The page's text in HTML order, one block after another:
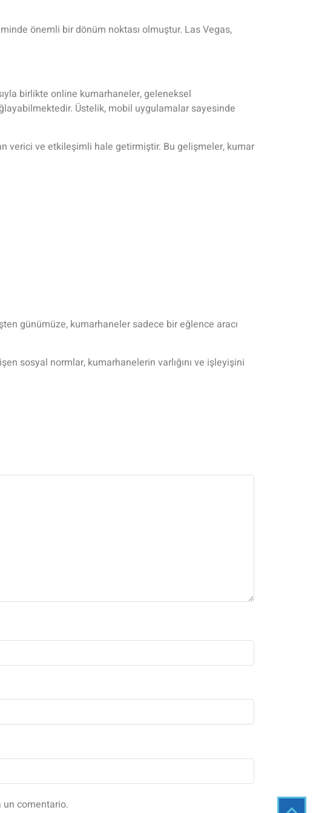
önemli bir dönüm noktası olmuştur. Las Vegas,
birlikte online kumarhaneler, geleneksel
Üstelik, mobil uygulamalar sayesinde
verici ve etkileşimli hale getirmiştir. Bu gelişmeler, kumar
günümüze, kumarhaneler sadece bir eğlence aracı
sosyal normlar, kumarhanelerin varlığını ve işleyişini
un comentario.